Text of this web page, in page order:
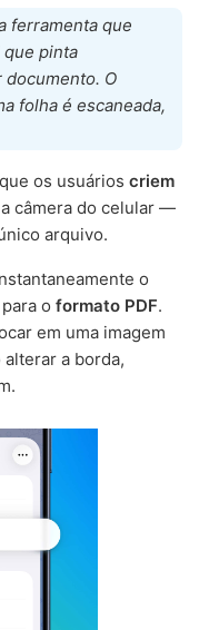
ferramenta que
que pinta
documento. O
folha é escaneada,
os usuários criem
câmera do celular —
arquivo.
o
o formato PDF.
em uma imagem
a borda,